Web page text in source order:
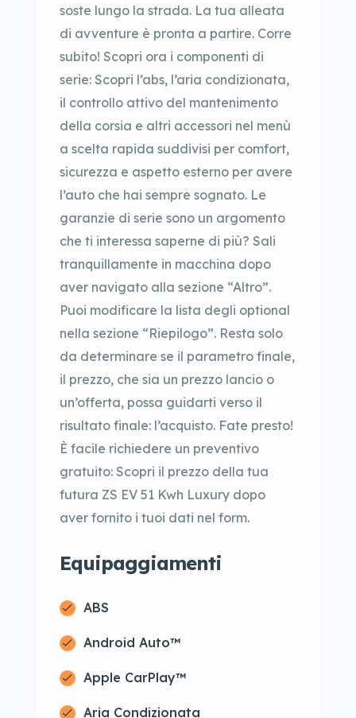
soste lungo la strada. La tua alleata
di avventure è pronta a partire. Corre
subito! Scopri ora i componenti di
serie: Scopri l’abs, l’aria condizionata,
il controllo attivo del mantenimento
della corsia e altri accessori nel menù
a scelta rapida suddivisi per comfort,
sicurezza e aspetto esterno per avere
l’auto che hai sempre sognato. Le
garanzie di serie sono un argomento
che ti interessa saperne di più? Sali
tranquillamente in macchina dopo
aver navigato alla sezione “Altro”.
Puoi modificare la lista degli optional
nella sezione “Riepilogo”. Resta solo
da determinare se il parametro finale,
il prezzo, che sia un prezzo lancio o
un’offerta, possa guidarti verso il
risultato finale: l’acquisto. Fate presto!
È facile richiedere un preventivo
gratuito: Scopri il prezzo della tua
futura ZS EV 51 Kwh Luxury dopo
aver fornito i tuoi dati nel form.
Equipaggiamenti
ABS
Android Auto™
Apple CarPlay™
Aria Condizionata